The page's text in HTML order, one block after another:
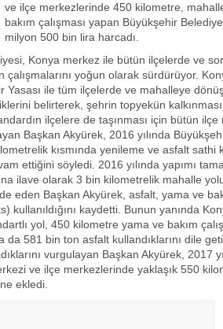
ve ilçe merkezlerinde 450 kilometre,
bakım çalışması yapan Büyükşehir
milyon 500 bin lira harcadı.
Konya merkez ile bütün ilçelerde ve
çalışmalarını yoğun olarak sürdürüyor.
Yasası ile tüm ilçelerde ve mahalleye
belirterek, şehrin topyekün
ilçelere de taşınması için bütün
Başkan Akyürek, 2016 yılında
kısmında yenileme ve asfalt sathi
ettiğini söyledi. 2016 yılında yapımı
ilave olarak 3 bin kilometrelik mahalle
eden Başkan Akyürek, asfalt, yama ve
kullanıldığını kaydetti. Bunun yanında
yol, 450 kilometre yama ve bakım
da 581 bin ton asfalt kullandıklarını dile
vurgulayan Başkan Akyürek, 2017
ve ilçe merkezlerinde yaklaşık 550
ekledi.